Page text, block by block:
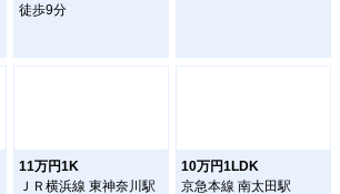
徒歩9分
11万円1K
ＪＲ横浜線 東神奈川駅
10万円1LDK
京急本線 南太田駅